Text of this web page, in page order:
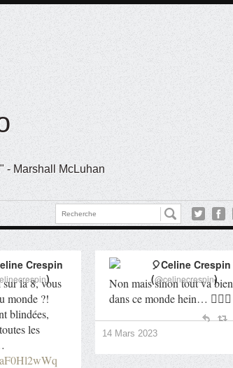
- Marshall McLuhan
la 8, vous
monde ?!
blindées,
les
Crespin
)
Non mais sinon tout va bien
dans ce monde hein… 🤦🏻‍♀️
🎈Celine Crespin
(@celinecrespin)
14 Mars 2023